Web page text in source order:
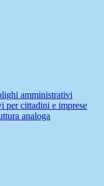
amministrativi
per cittadini e imprese
analoga